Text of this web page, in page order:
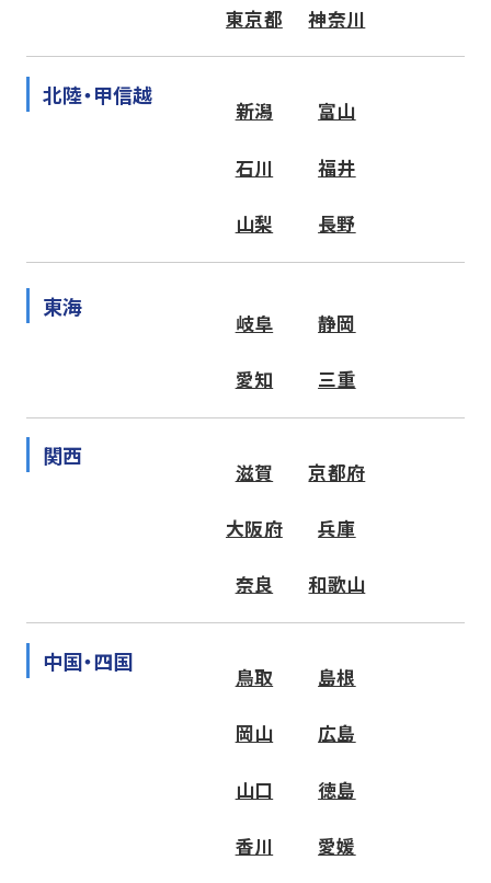
東京都 神奈川
北陸・甲信越
新潟 富山
石川 福井
山梨 長野
東海
岐阜 静岡
愛知 三重
関西
滋賀 京都府
大阪府 兵庫
奈良 和歌山
中国・四国
鳥取 島根
岡山 広島
山口 徳島
香川 愛媛